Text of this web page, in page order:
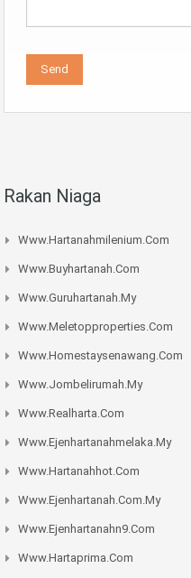
Rakan Niaga
Www.hartanahmilenium.com
Www.buyhartanah.com
Www.guruhartanah.my
Www.meletopproperties.com
Www.homestaysenawang.com
Www.jombelirumah.my
Www.realharta.com
Www.ejenhartanahmelaka.my
Www.hartanahhot.com
Www.ejenhartanah.com.my
Www.ejenhartanahn9.com
Www.hartaprima.com